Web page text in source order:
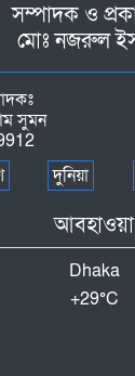
সম্পাদক ও
মোঃ নজরুল
সুমন
দুনিয়া
আবহাওয়া
Dhaka
+29°C